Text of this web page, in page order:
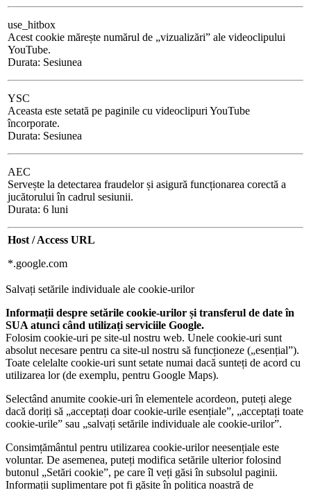
use_hitbox
Acest cookie mărește numărul de „vizualizări” ale videoclipului
YouTube.
Durata: Sesiunea
YSC
Aceasta este setată pe paginile cu videoclipuri YouTube
încorporate.
Durata: Sesiunea
AEC
Servește la detectarea fraudelor și asigură funcționarea corectă a
jucătorului în cadrul sesiunii.
Durata: 6 luni
Host / Access URL
*.google.com
Salvați setările individuale ale cookie-urilor
Informații despre setările cookie-urilor și transferul de date în
SUA atunci când utilizați serviciile Google.
Folosim cookie-uri pe site-ul nostru web. Unele cookie-uri sunt
absolut necesare pentru ca site-ul nostru să funcționeze („esențial”).
Toate celelalte cookie-uri sunt setate numai dacă sunteți de acord cu
utilizarea lor (de exemplu, pentru Google Maps).
Selectând anumite cookie-uri în elementele acordeon, puteți alege
dacă doriți să „acceptați doar cookie-urile esențiale”, „acceptați toate
cookie-urile” sau „salvați setările individuale ale cookie-urilor”.
Consimțământul pentru utilizarea cookie-urilor neesențiale este
voluntar. De asemenea, puteți modifica setările ulterior folosind
butonul „Setări cookie”, pe care îl veți găsi în subsolul paginii.
Informații suplimentare pot fi găsite în politica noastră de